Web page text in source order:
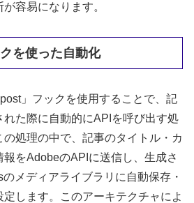
容易になります。
を使った自動化
」フックを使用することで、記
た際に自動的にAPIを呼び出す処
処理の中で、記事のタイトル・カ
をAdobeのAPIに送信し、生成さ
メディアライブラリに自動保存・
します。このアーキテクチャによ